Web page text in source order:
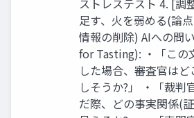
足す、火を弱める(論
情報の削除) AIへの問
for Tasting): ・「この
した場合、審査官は
しそうか?」 ・「裁判
だ際、どの事実関係(